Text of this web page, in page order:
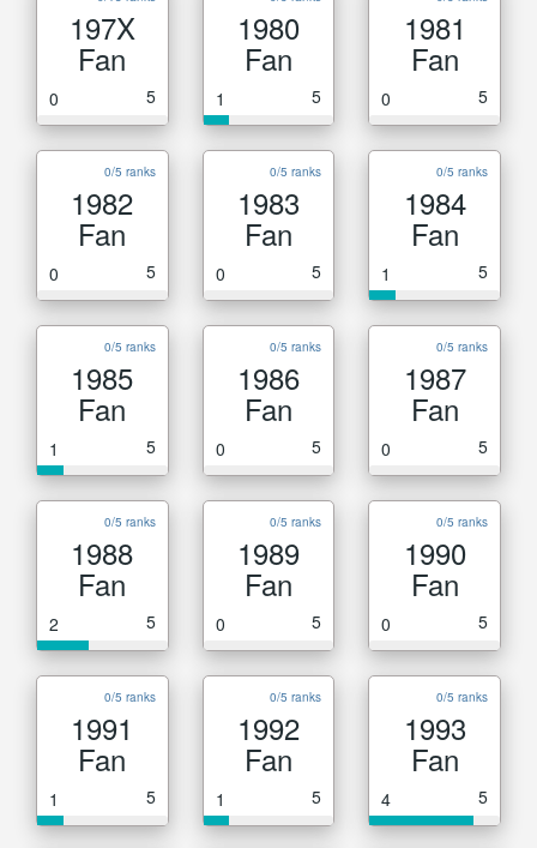
197X
Fan
0 5
1980
Fan
1 5
1981
Fan
0 5
0/5 ranks
1982
Fan
0 5
0/5 ranks
1983
Fan
0 5
0/5 ranks
1984
Fan
1 5
0/5 ranks
1985
Fan
1 5
0/5 ranks
1986
Fan
0 5
0/5 ranks
1987
Fan
0 5
0/5 ranks
1988
Fan
2 5
0/5 ranks
1989
Fan
0 5
0/5 ranks
1990
Fan
0 5
0/5 ranks
1991
Fan
1 5
0/5 ranks
1992
Fan
1 5
0/5 ranks
1993
Fan
4 5